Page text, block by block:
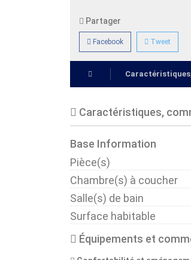
Partager
Facebook Tweet
Caractéristiques,
Base Information
Pièce(s)
Chambre(s) à coucher
Salle(s) de bain
Surface habitable
Équipements et